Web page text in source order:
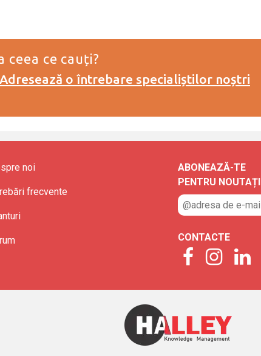
ceea ce cauți?
Adresează o întrebare specialiștilor noștri
noi
frecvente
ABONEAZĂ-TE
PENTRU NOUTAȚI
CONTACTE